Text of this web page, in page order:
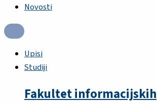
Novosti
Upisi
Studiji
Fakultet informacijskih